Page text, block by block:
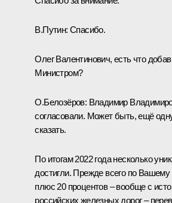
В.Путин: Спасибо.
Олег Валентинович, есть что
Министром?
О.Белозёров: Владимир
согласовали. Может быть, ещё
сказать.
По итогам 2022 года несколько
достигли. Прежде всего по Вашему
плюс 20 процентов – вообще с
российских железных дорог –